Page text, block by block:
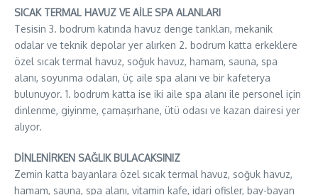
SICAK TERMAL HAVUZ VE AİLE SPA ALANLARI
Tesisin 3. bodrum katında havuz denge tankları, mekanik
odalar ve teknik depolar yer alırken 2. bodrum katta erkeklere
özel sıcak termal havuz, soğuk havuz, hamam, sauna, spa
alanı, soyunma odaları, üç aile spa alanı ve bir kafeterya
bulunuyor. 1. bodrum katta ise iki aile spa alanı ile personel için
dinlenme, giyinme, çamaşırhane, ütü odası ve kazan dairesi yer
alıyor.
DİNLENİRKEN SAĞLIK BULACAKSINIZ
Zemin katta bayanlara özel sıcak termal havuz, soğuk havuz,
hamam, sauna, spa alanı, vitamin kafe, idari ofisler, bay-bayan